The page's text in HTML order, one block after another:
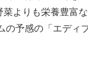
よりも栄養豊富
予感の「エディ